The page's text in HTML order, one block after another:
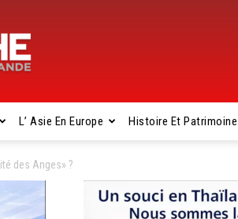
L’ Asie En Europe Histoire Et Patrimoine
des Anges» ?